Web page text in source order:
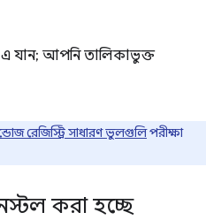
যান; আপনি তালিকাভুক্ত
রেজিস্ট্রি সাধারণ ভুলগুলিপরীক্ষা
করা হচ্ছে